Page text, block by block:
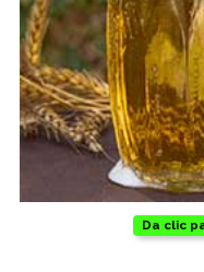
Targus
Entretenimiento
Mascotas
Da clic